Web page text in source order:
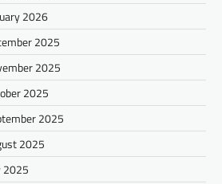
2026
2025
2025
2025
2025
2025
2025